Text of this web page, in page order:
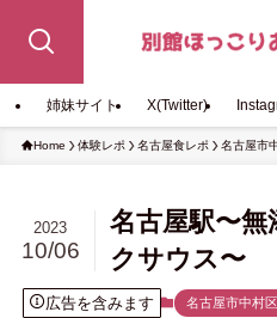
姉妹サイト X(Twitter)
Home 体験レポ 名古屋食レポ 名古屋市
名古屋駅〜
クサウス〜
2023
10/06
広告を含みます 名古屋市中村区